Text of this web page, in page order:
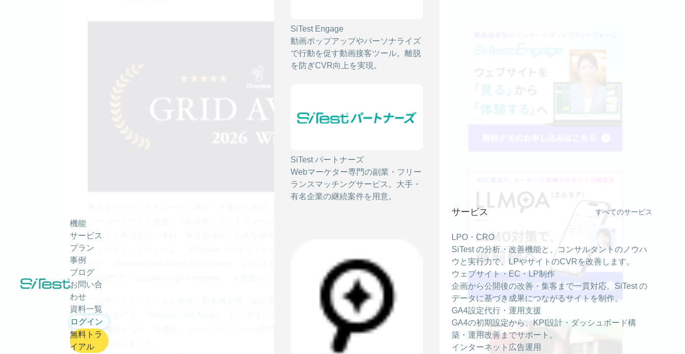
機能
サービス
プラン
事例
ブログ
お問い合
わせ
資料一覧
ログイン
無料トラ
イアル
SiTest Engage
動画ポップアップやパーソナライズ
で行動を促す動画接客ツール。離脱
を防ぎCVR向上を実現。
SiTest パートナーズ
Webマーケター専門の副業・フリー
ランスマッチングサービス。大手・
有名企業の継続案件を用意。
サービス すべてのサービス
LPO・CRO
SiTest の分析・改善機能と、コンサルタントのノウハ
ウと実行力で、LPやサイトのCVRを改善します。
ウェブサイト・EC・LP制作
企画から公開後の改善・集客まで一貫対応。SiTest の
データに基づき成果につながるサイトを制作。
GA4設定代行・運用支援
GA4の初期設定から、KPI設計・ダッシュボード構
築・運用改善までサポート。
インターネット広告運用
クラウド株式会社（本社：東京都港区、代表取締役社長 兼 CEO 黒野 源太）運営の IT 製品レ
ビュープラットフォーム 「 ITreview（アイティレビュー） 」において、2026年1月に発表さ
れた「 ITreview Grid Award 2026 Winter 」におけるヒートマップツール、AB テストツールの
計2部門で「 Leader / High Performer 」を受賞いたしました。
ご利用いただいているお客様に顧客満足度、認知度ともに優れた製品であるとご評価いただ
いたおかげで「 ITreview Grid Award 」につきましては「 High Performer 」での選出も含め
23期連続となり、今期も「ヒートマップツール部門」においても最高位である「 Leader 」を
獲得いたしました。